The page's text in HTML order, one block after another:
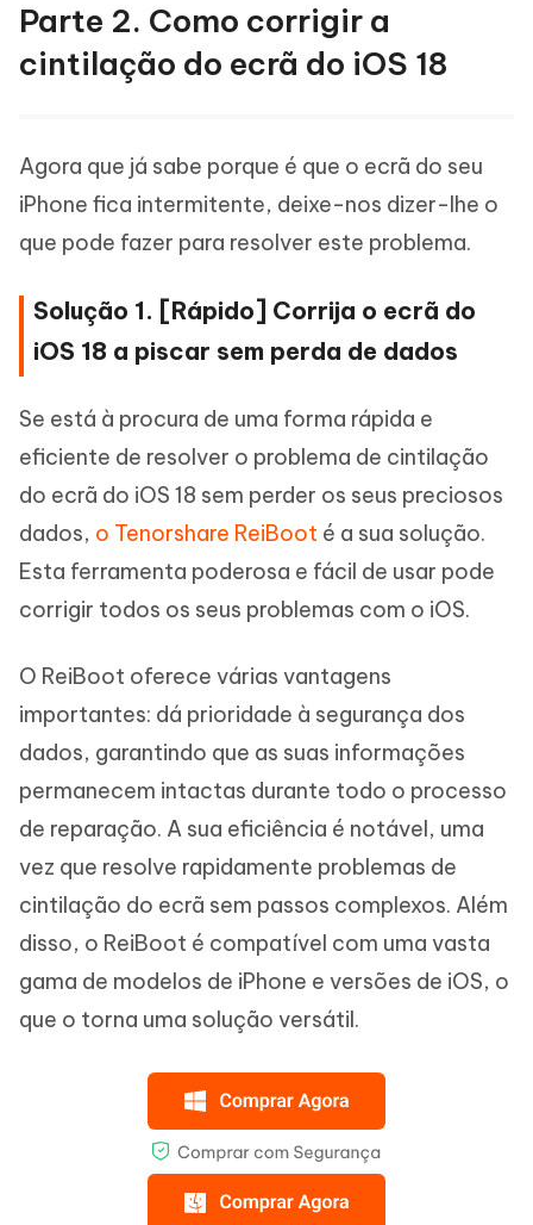
Parte 2. Como corrigir a
cintilação do ecrã do iOS 18
Agora que já sabe porque é que o ecrã do seu
iPhone fica intermitente, deixe-nos dizer-lhe o
que pode fazer para resolver este problema.
Solução 1. [Rápido] Corrija o ecrã do
iOS 18 a piscar sem perda de dados
Se está à procura de uma forma rápida e
eficiente de resolver o problema de cintilação
do ecrã do iOS 18 sem perder os seus preciosos
dados, o Tenorshare ReiBoot é a sua solução.
Esta ferramenta poderosa e fácil de usar pode
corrigir todos os seus problemas com o iOS.
O ReiBoot oferece várias vantagens
importantes: dá prioridade à segurança dos
dados, garantindo que as suas informações
permanecem intactas durante todo o processo
de reparação. A sua eficiência é notável, uma
vez que resolve rapidamente problemas de
cintilação do ecrã sem passos complexos. Além
disso, o ReiBoot é compatível com uma vasta
gama de modelos de iPhone e versões de iOS, o
que o torna uma solução versátil.